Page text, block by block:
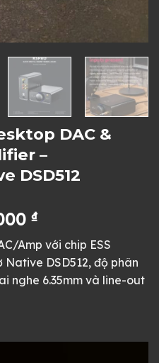
DAC &
–
DSD512
₫.
₫Giá
hiện
tại
là:
3.680.000 ₫.
Amp với chip ESS
Native DSD512, độ phân
nghe 6.35mm và line-out